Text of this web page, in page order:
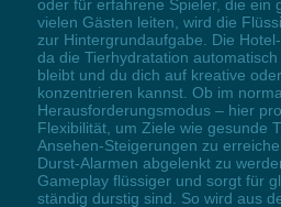
oder für erfahrene Spieler, die ein
vielen Gästen leiten, wird die
zur Hintergrundaufgabe. Die
da die Tierhydratation
bleibt und du dich auf kreative
konzentrieren kannst. Ob im
Herausforderungsmodus – hier
Flexibilität, um Ziele wie gesunde
Ansehen-Steigerungen zu
Durst-Alarmen abgelenkt zu
Gameplay flüssiger und sorgt für
ständig durstig sind. So wird aus